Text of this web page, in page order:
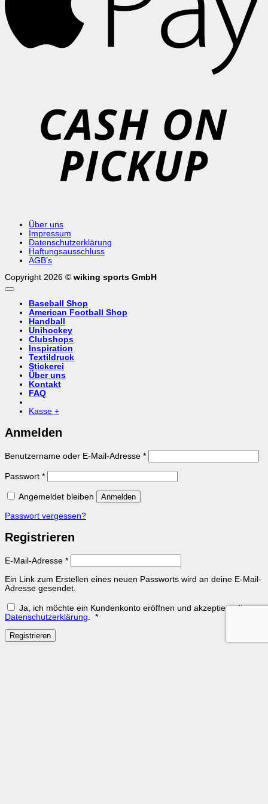
Über uns
Impressum
Datenschutzerklärung
Haftungsausschluss
AGB’s
Copyright 2026 © wiking sports GmbH
Baseball Shop
American Football Shop
Handball
Unihockey
Clubshops
Inspiration
Textildruck
Stickerei
Über uns
Kontakt
FAQ
Kasse +
Anmelden
Benutzername oder E-Mail-Adresse *Erforderlich
Passwort *Erforderlich
Angemeldet bleiben Anmelden
Passwort vergessen?
Registrieren
E-Mail-Adresse *Erforderlich
Ein Link zum Erstellen eines neuen Passworts wird an deine E-Mail-
Adresse gesendet.
Ja, ich möchte ein Kundenkonto eröffnen und akzeptiere die
Datenschutzerklärung
*Erforderlich
Registrieren